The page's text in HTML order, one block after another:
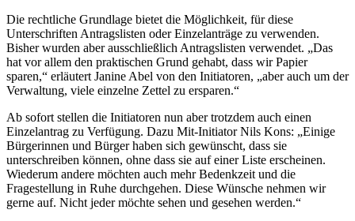
Die rechtliche Grundlage bietet die Möglichkeit, für diese
Unterschriften Antragslisten oder Einzelanträge zu verwenden.
Bisher wurden aber ausschließlich Antragslisten verwendet. „Das
hat vor allem den praktischen Grund gehabt, dass wir Papier
sparen,“ erläutert Janine Abel von den Initiatoren, „aber auch um der
Verwaltung, viele einzelne Zettel zu ersparen.“
Ab sofort stellen die Initiatoren nun aber trotzdem auch einen
Einzelantrag zu Verfügung. Dazu Mit-Initiator Nils Kons: „Einige
Bürgerinnen und Bürger haben sich gewünscht, dass sie
unterschreiben können, ohne dass sie auf einer Liste erscheinen.
Wiederum andere möchten auch mehr Bedenkzeit und die
Fragestellung in Ruhe durchgehen. Diese Wünsche nehmen wir
gerne auf. Nicht jeder möchte sehen und gesehen werden.“